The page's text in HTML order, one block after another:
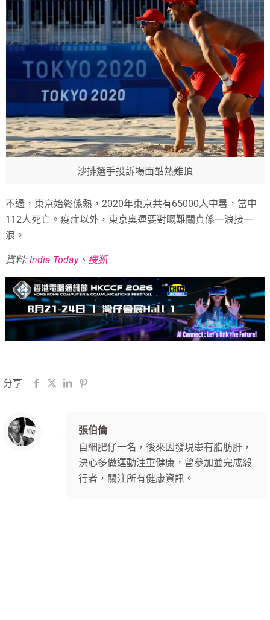
沙排選手投訴場面酷熱難頂
不過，東京始終係熱，2020年東京共有65000人中暑，當中
112人死亡。疫症以外，東京奧運要對嘅難關真係一浪接一
浪。
資料:India Today、 搜狐
分享
張伯倫
自細肥仔一名，後來因發現患有脂肪肝，
決心多做運動注重健康，曾參加並完成毅
行者，關注所有健康資訊。